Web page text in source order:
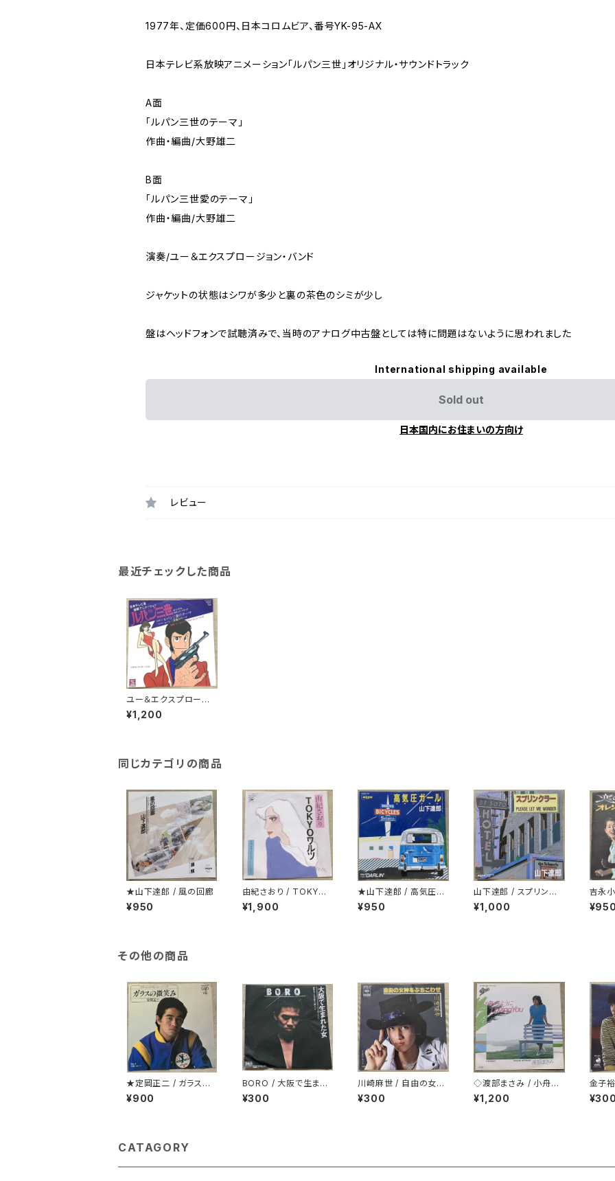
1977年、定価600円、日本コロムビア、番号YK-95-AX
日本テレビ系放映アニメーション「ルパン三世」オリジナル・サウンドトラック
A面
「ルパン三世のテーマ」
作曲・編曲/大野雄二
B面
「ルパン三世愛のテーマ」
作曲・編曲/大野雄二
演奏/ユー＆エクスプロージョン・バンド
ジャケットの状態はシワが多少と裏の茶色のシミが少し
盤はヘッドフォンで試聴済みで、当時のアナログ中古盤としては特に問題はないように思われました
International shipping available
Sold out
日本国内にお住まいの方向け
レビュー
最近チェックした商品
ユー＆エクスプロージ
ョン・バンド / ルパン三
世のテーマ
¥1,200
同じカテゴリの商品
★山下達郎 / 風の回廊
¥950
由紀さおり / TOKYO
ワルツ
¥1,900
★山下達郎 / 高気圧ガ
ール
¥950
山下達郎 / スプリンクラ
ー
¥1,000
吉永
¥950
その他の商品
★定岡正二 / ガラスの
微笑み
¥900
BORO / 大阪で生まれ
た女
¥300
川崎麻世 / 自由の女神
をぶちこわせ
¥300
◇渡部まさみ / 小舟の
ように Loving You
¥1,200
金子
¥300
CATAGORY